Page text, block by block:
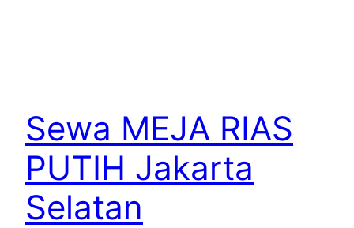
Sewa MEJA RIAS
PUTIH Jakarta
Selatan